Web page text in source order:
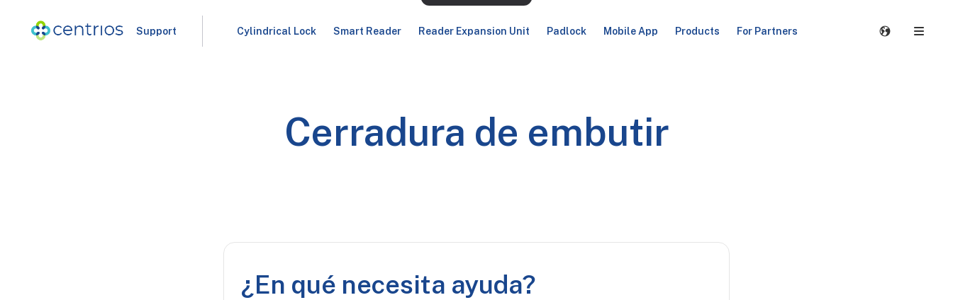
Support Cylindrical Lock Smart Reader Reader Expansion Unit Padlock Mobile App Products For Partners
Cerradura de embutir
¿En qué necesita ayuda?